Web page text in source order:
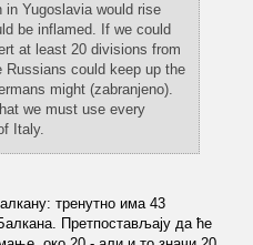
Yugoslavia would rise
be inflamed. If we could
at least 20 divisions from
could keep up the
might (zabranjeno).
we must use every
Italy.
тренутно има 43
Претпостављају да ће